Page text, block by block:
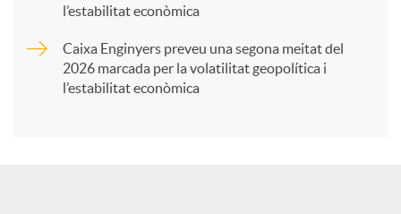
l’estabilitat econòmica
Caixa Enginyers preveu una segona meitat del
2026 marcada per la volatilitat geopolítica i
l’estabilitat econòmica